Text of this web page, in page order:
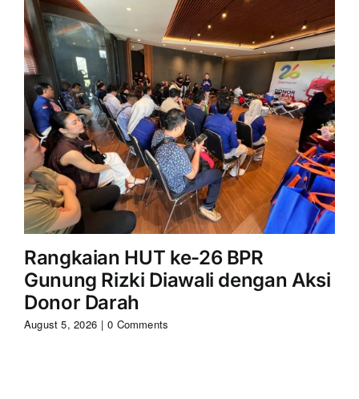
Rangkaian HUT ke-26 BPR
Gunung Rizki Diawali dengan Aksi
Donor Darah
August 5, 2026 | 0 Comments